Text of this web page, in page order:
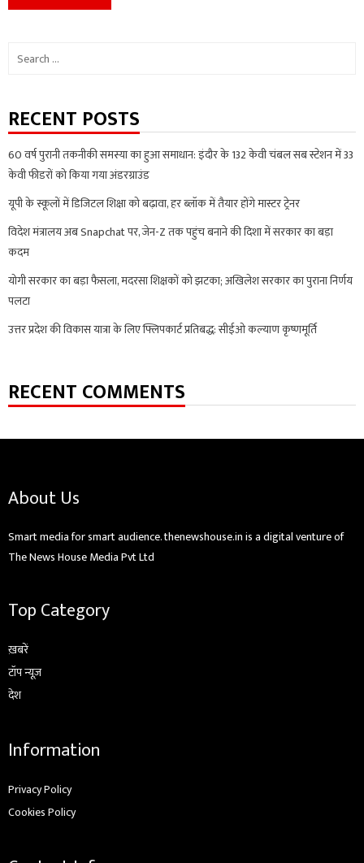
Search
RECENT POSTS
60 वर्ष पुरानी तकनीकी समस्या का हुआ समाधान: इंदौर के 132 केवी चंबल सब स्टेशन में 33
केवी फीडरों को किया गया अंडरग्राउंड
यूपी के स्कूलों में डिजिटल शिक्षा को बढ़ावा, हर ब्लॉक में तैयार होंगे मास्टर ट्रेनर
विदेश मंत्रालय अब Snapchat पर, जेन-Z तक पहुंच बनाने की दिशा में सरकार का बड़ा
कदम
योगी सरकार का बड़ा फैसला, मदरसा शिक्षकों को झटका; अखिलेश सरकार का पुराना निर्णय
पलटा
उत्तर प्रदेश की विकास यात्रा के लिए फ्लिपकार्ट प्रतिबद्ध: सीईओ कल्याण कृष्णमूर्ति
RECENT COMMENTS
About Us
Smart media for smart audience. thenewshouse.in is a digital venture of
The News House Media Pvt Ltd
Top Category
ख़बरें
टॉप न्यूज़
देश
Information
Privacy Policy
Cookies Policy